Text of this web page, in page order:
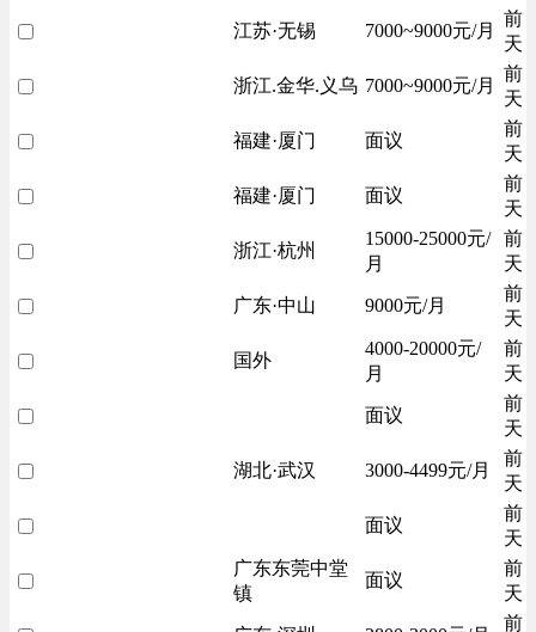
江苏·无锡 7000~9000元/月
前
天
浙江.金华.义乌 7000~9000元/月
前
天
福建·厦门 面议
前
天
福建·厦门 面议
前
天
浙江·杭州
15000-25000元/
月
前
天
广东·中山 9000元/月
前
天
国外
4000-20000元/
月
前
天
面议
前
天
湖北·武汉 3000-4499元/月
前
天
面议
前
天
广东东莞中堂
镇
面议
前
天
前